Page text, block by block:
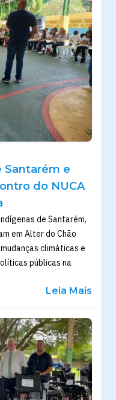
e
do NUCA
de Santarém,
em Alter do Chão
climáticas e
públicas na
Leia Mais